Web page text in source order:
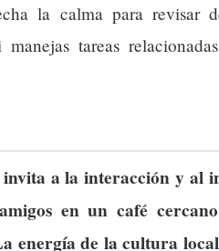
la calma para revisar
manejas tareas
a la interacción y al
en un café
energía de la cultura